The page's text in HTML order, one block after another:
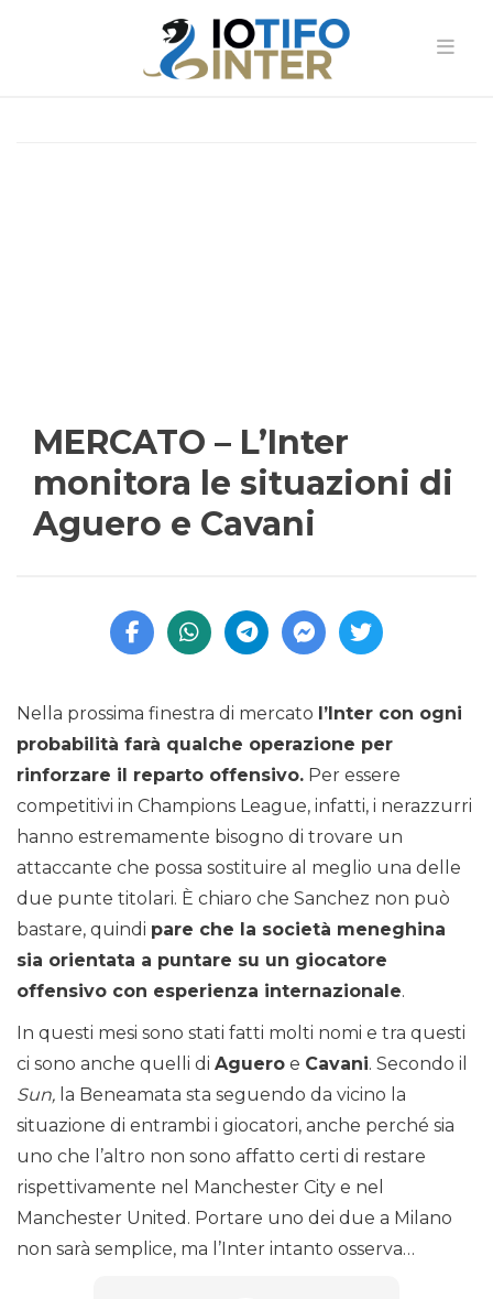
MERCATO – L’Inter
monitora le situazioni di
Aguero e Cavani
Nella prossima finestra di mercato l’Inter con ogni
probabilità farà qualche operazione per
rinforzare il reparto offensivo. Per essere
competitivi in Champions League, infatti, i nerazzurri
hanno estremamente bisogno di trovare un
attaccante che possa sostituire al meglio una delle
due punte titolari. È chiaro che Sanchez non può
bastare, quindi pare che la società meneghina
sia orientata a puntare su un giocatore
offensivo con esperienza internazionale.
In questi mesi sono stati fatti molti nomi e tra questi
ci sono anche quelli di Aguero e Cavani. Secondo il
Sun, la Beneamata sta seguendo da vicino la
situazione di entrambi i giocatori, anche perché sia
uno che l’altro non sono affatto certi di restare
rispettivamente nel Manchester City e nel
Manchester United. Portare uno dei due a Milano
non sarà semplice, ma l’Inter intanto osserva…